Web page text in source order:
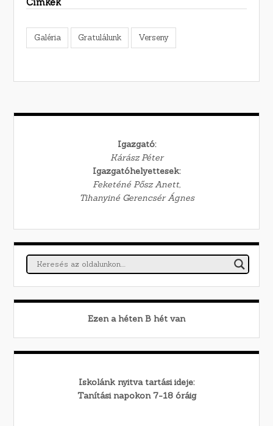
Címkék
Galéria Gratulálunk Verseny
Igazgató:
Kárász Péter
Igazgatóhelyettesek:
Feketéné Pősz Anett,
Tihanyiné Gerencsér Ágnes
Ezen a héten B hét van
Iskolánk nyitva tartási ideje:
Tanítási napokon 7-18 óráig